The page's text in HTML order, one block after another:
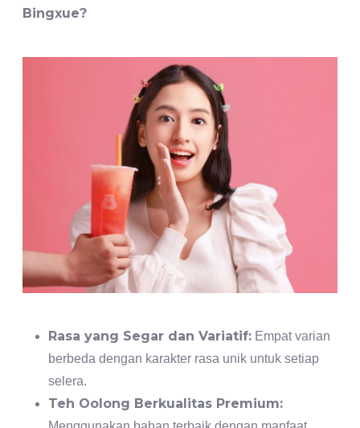
Bingxue?
Rasa yang Segar dan Variatif: Empat varian
berbeda dengan karakter rasa unik untuk setiap
selera.
Teh Oolong Berkualitas Premium: